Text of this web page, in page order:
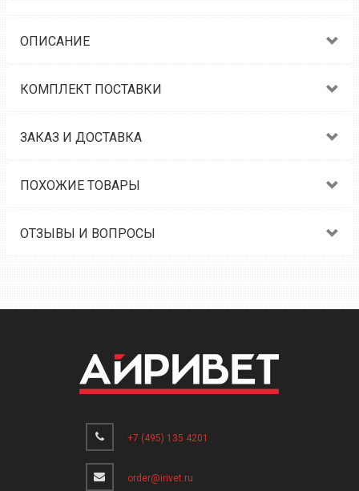
ОПИСАНИЕ
КОМПЛЕКТ ПОСТАВКИ
ЗАКАЗ И ДОСТАВКА
ПОХОЖИЕ ТОВАРЫ
ОТЗЫВЫ И ВОПРОСЫ
+7 (495) 135 4201
order@irivet.ru